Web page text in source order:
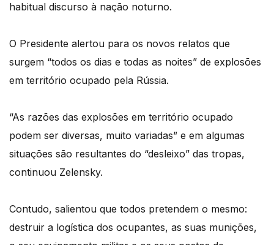
habitual discurso à nação noturno.
O Presidente alertou para os novos relatos que
surgem “todos os dias e todas as noites” de explosões
em território ocupado pela Rússia.
“As razões das explosões em território ocupado
podem ser diversas, muito variadas” e em algumas
situações são resultantes do “desleixo” das tropas,
continuou Zelensky.
Contudo, salientou que todos pretendem o mesmo:
destruir a logística dos ocupantes, as suas munições,